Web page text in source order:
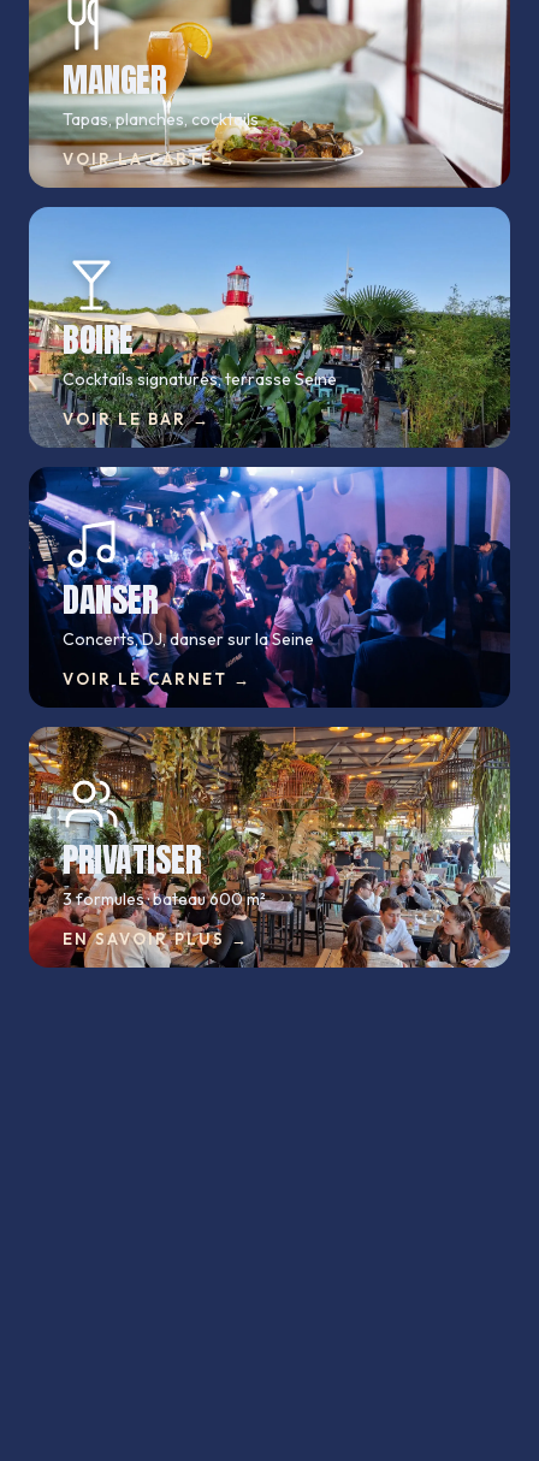
CARNET
MANGER
Tapas, planches, cocktails
VOIR LA CARTE→
BOIRE
Cocktails signatures, terrasse Seine
VOIR LE BAR→
DANSER
Concerts, DJ, danser sur la Seine
VOIR LE CARNET →
PRIVATISER
3 formules · bateau 600 m²
EN SAVOIR PLUS →